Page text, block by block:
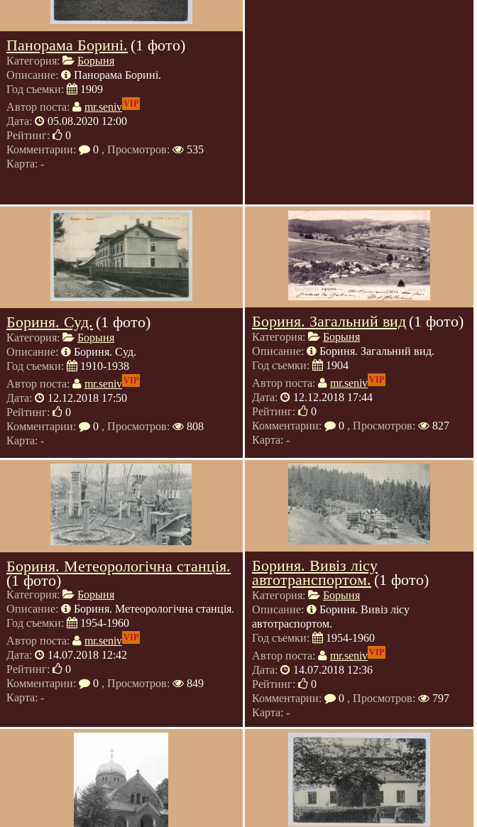
Панорама Борині. (1 фото)
Категория:
Борыня
Описание:
Панорама Борині.
Год съемки:
1909
Автор поста:
mr.senivVIP
Дата:
05.08.2020 12:00
Рейтинг:
0
Комментарии:
0 , Просмотров:
535
Карта: -
Бориня. Суд. (1 фото)
Категория:
Борыня
Описание:
Бориня. Суд.
Год съемки:
1910-1938
Автор поста:
mr.senivVIP
Дата:
12.12.2018 17:50
Рейтинг:
0
Комментарии:
0 , Просмотров:
808
Карта: -
Бориня. Загальний вид (1 фото)
Категория:
Борыня
Описание:
Бориня. Загальний вид.
Год съемки:
1904
Автор поста:
mr.senivVIP
Дата:
12.12.2018 17:44
Рейтинг:
0
Комментарии:
0 , Просмотров:
827
Карта: -
Бориня. Метеорологічна станція.
(1 фото)
Категория:
Борыня
Описание:
Бориня. Метеорологічна станція.
Год съемки:
1954-1960
Автор поста:
mr.senivVIP
Дата:
14.07.2018 12:42
Рейтинг:
0
Комментарии:
0 , Просмотров:
849
Карта: -
Бориня. Вивіз лісу
автотранспортом. (1 фото)
Категория:
Борыня
Описание:
Бориня. Вивіз лісу
автотраспортом.
Год съемки:
1954-1960
Автор поста:
mr.senivVIP
Дата:
14.07.2018 12:36
Рейтинг:
0
Комментарии:
0 , Просмотров:
797
Карта: -